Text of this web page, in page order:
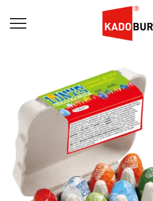
Home Paasgeschenken